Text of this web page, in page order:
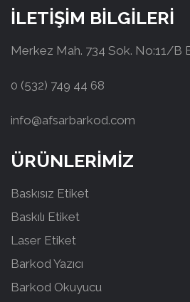
İLETİŞİM BİLGİLERİ
Merkez Mah. 734 Sok. No:11/B
0 (532) 749 44 68
info@afsarbarkod.com
ÜRÜNLERİMİZ
Baskısız Etiket
Baskılı Etiket
Laser Etiket
Barkod Yazıcı
Barkod Okuyucu